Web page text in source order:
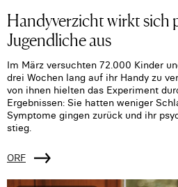
Handyverzicht wirkt sich
Jugendliche aus
Im März versuchten 72.000 Kinder
drei Wochen lang auf ihr Handy zu
von ihnen hielten das Experiment
Ergebnissen: Sie hatten weniger
Symptome gingen zurück und ihr
stieg.
ORF